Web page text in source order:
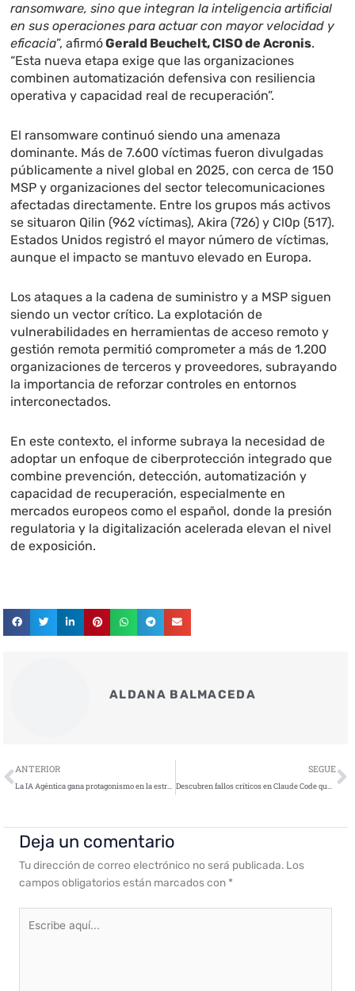
ransomware, sino que integran la inteligencia artificial
en sus operaciones para actuar con mayor velocidad y
eficacia”, afirmóGerald Beuchelt, CISO de Acronis.
“Esta nueva etapa exige que las organizaciones
combinen automatización defensiva con resiliencia
operativa y capacidad real de recuperación”.
El ransomware continuó siendo una amenaza
dominante. Más de 7.600 víctimas fueron divulgadas
públicamente a nivel global en 2025, con cerca de 150
MSP y organizaciones del sector telecomunicaciones
afectadas directamente. Entre los grupos más activos
se situaron Qilin (962 víctimas), Akira (726) y Cl0p (517).
Estados Unidos registró el mayor número de víctimas,
aunque el impacto se mantuvo elevado en Europa.
Los ataques a la cadena de suministro y a MSP siguen
siendo un vector crítico. La explotación de
vulnerabilidades en herramientas de acceso remoto y
gestión remota permitió comprometer a más de 1.200
organizaciones de terceros y proveedores, subrayando
la importancia de reforzar controles en entornos
interconectados.
En este contexto, el informe subraya la necesidad de
adoptar un enfoque de ciberprotección integrado que
combine prevención, detección, automatización y
capacidad de recuperación, especialmente en
mercados europeos como el español, donde la presión
regulatoria y la digitalización acelerada elevan el nivel
de exposición.
ALDANA BALMACEDA
Ant
ANTERIOR
La IA Agéntica gana protagonismo en la estrategia del CISO
SEGUE
Descubren fallos críticos en Claude Code que permiten ejecución remota y robo de claves API
Deja un comentario
Tu dirección de correo electrónico no será publicada. Los
campos obligatorios están marcados con *
aquí...